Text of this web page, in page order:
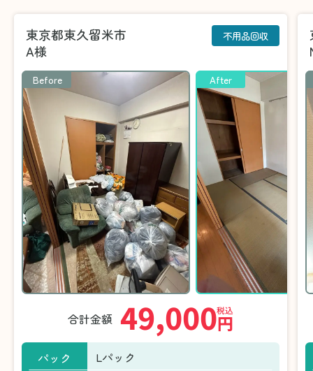
東京都東久留米市
A様
不用品回収
Before After
合計金額 49,000円
税込
パック
Lパック